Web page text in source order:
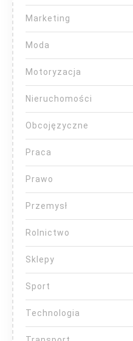
Marketing
Moda
Motoryzacja
Nieruchomości
Obcojęzyczne
Praca
Prawo
Przemysł
Rolnictwo
Sklepy
Sport
Technologia